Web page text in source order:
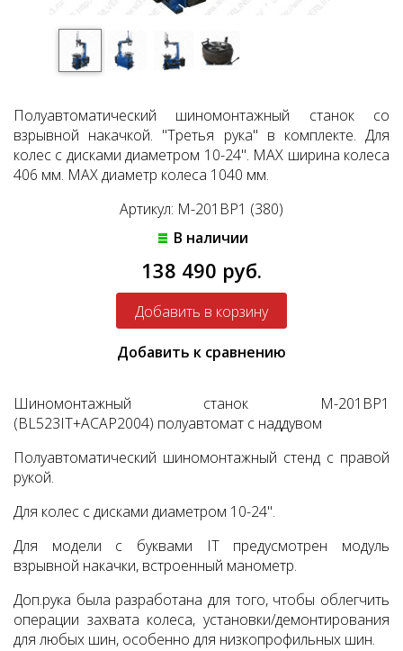
Полуавтоматический шиномонтажный станок со
взрывной накачкой. "Третья рука" в комплекте. Для
колес с дисками диаметром 10-24". MAX ширина колеса
406 мм. MAX диаметр колеса 1040 мм.
Артикул: M-201BP1 (380)
В наличии
138 490 руб.
Добавить к сравнению
Шиномонтажный станок M-201ВР1
(BL523IT+ACAP2004) полуавтомат с наддувом
Полуавтоматический шиномонтажный стенд с правой
рукой.
Для колес с дисками диаметром 10-24".
Для модели с буквами IT предусмотрен модуль
взрывной накачки, встроенный манометр.
Доп.рука была разработана для того, чтобы облегчить
операции захвата колеса, установки/демонтирования
для любых шин, особенно для низкопрофильных шин.